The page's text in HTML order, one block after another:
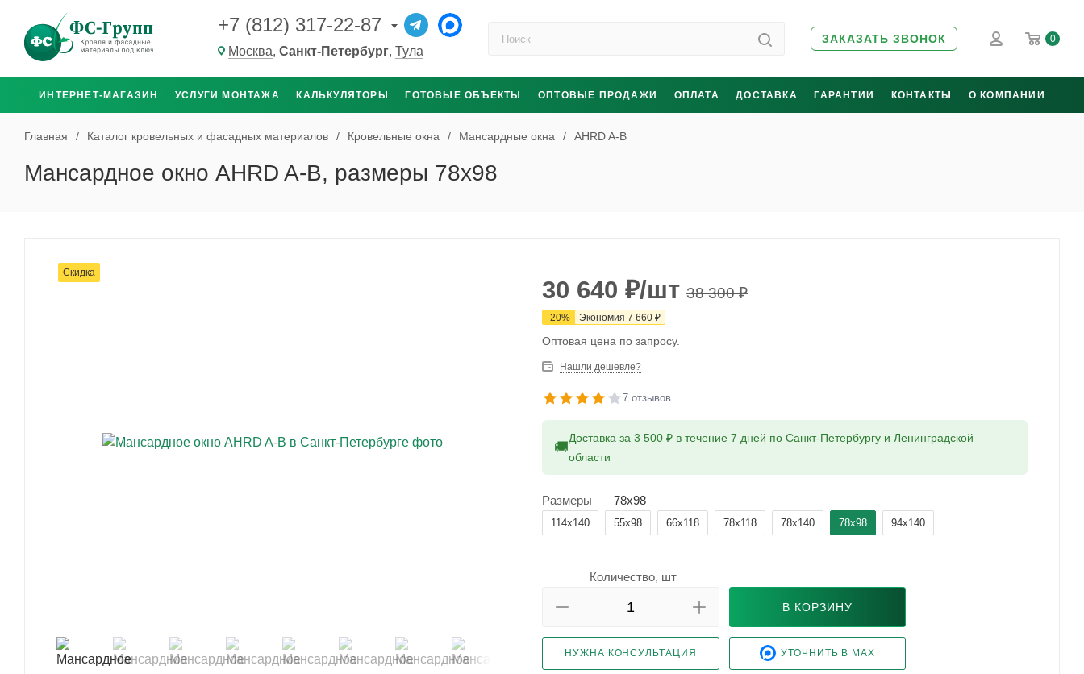
+7 (812) 317-22-87
Москва, Санкт-Петербург, Тула
ЗАКАЗАТЬ ЗВОНОК 0
ИНТЕРНЕТ-МАГАЗИН УСЛУГИ МОНТАЖА КАЛЬКУЛЯТОРЫ ГОТОВЫЕ ОБЪЕКТЫ ОПТОВЫЕ ПРОДАЖИ ОПЛАТА ДОСТАВКА ГАРАНТИИ КОНТАКТЫ О КОМПАНИИ
Главная / Каталог кровельных и фасадных материалов / Кровельные окна / Мансардные окна / AHRD A-B
Мансардное окно AHRD A-B, размеры 78x98
Скидка
30 640 ₽/шт 38 300₽
-20% Экономия 7 660 ₽
Оптовая цена по запросу.
Нашли дешевле?
7 отзывов
🚚
Доставка за 3 500 ₽ в течение 7 дней по Санкт-Петербургу и Ленинградской
области
Размеры — 78x98
114x140 55x98 66x118 78x118 78x140 78x98 94x140
Количество, шт
В КОРЗИНУ
НУЖНА КОНСУЛЬТАЦИЯ УТОЧНИТЬ В MAX